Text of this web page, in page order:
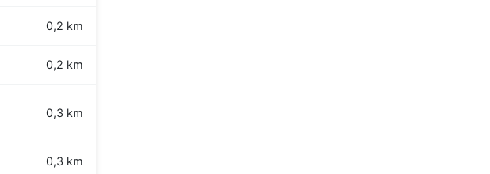
0,2 km
0,2 km
0,3 km
0,3 km